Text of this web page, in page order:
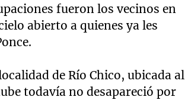
fueron los vecinos en
abierto a quienes ya les
de Río Chico, ubicada al
todavía no desapareció por